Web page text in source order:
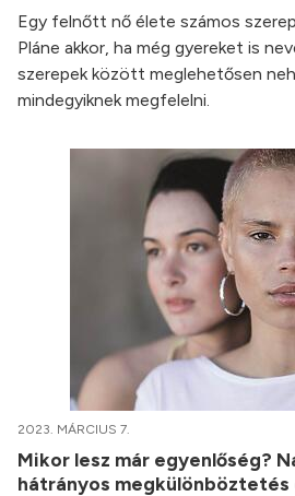
Egy felnőtt nő élete számos
Pláne akkor, ha még gyereket is
szerepek között meglehetősen
mindegyiknek megfelelni.
2023. MÁRCIUS 7.
Mikor lesz már egyenlőség?
hátrányos megkülönböztetés